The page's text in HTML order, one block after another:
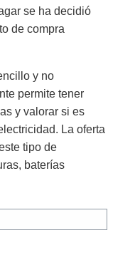
se ha decidió
de compra
y no
permite tener
y valorar si es
La oferta
tipo de
baterías